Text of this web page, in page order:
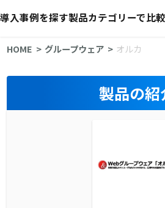
導入事例を探す製品カテゴリーで比較
HOME グループウェア オルカ
製品の紹